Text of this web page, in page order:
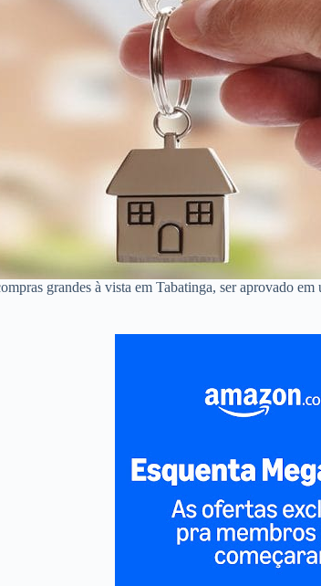
grandes à vista em Tabatinga, ser aprovado